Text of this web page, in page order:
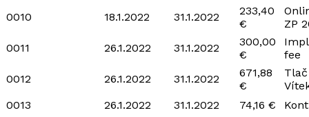
0010 18.1.2022 31.1.2022
233,40
€
ZP
0011
26.1.2022 31.1.2022
300,00
€
fee
0012
26.1.2022 31.1.2022
671,88
€
0013
26.1.2022 31.1.2022 74,16 €